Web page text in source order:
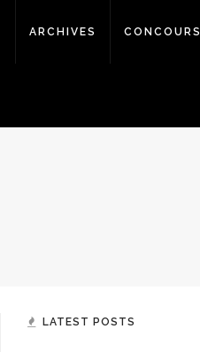
ARCHIVES CONCOURS
LATEST POSTS